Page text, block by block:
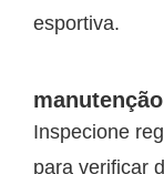
esportiva.
Inspecione
para verificar